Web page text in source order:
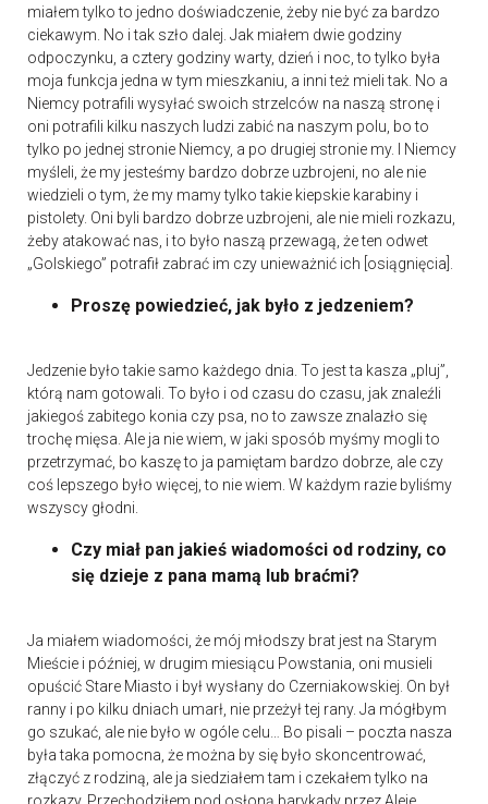
miałem tylko to jedno doświadczenie, żeby nie być za bardzo
ciekawym. No i tak szło dalej. Jak miałem dwie godziny
odpoczynku, a cztery godziny warty, dzień i noc, to tylko była
moja funkcja jedna w tym mieszkaniu, a inni też mieli tak. No a
Niemcy potrafili wysyłać swoich strzelców na naszą stronę i
oni potrafili kilku naszych ludzi zabić na naszym polu, bo to
tylko po jednej stronie Niemcy, a po drugiej stronie my. I Niemcy
myśleli, że my jesteśmy bardzo dobrze uzbrojeni, no ale nie
wiedzieli o tym, że my mamy tylko takie kiepskie karabiny i
pistolety. Oni byli bardzo dobrze uzbrojeni, ale nie mieli rozkazu,
żeby atakować nas, i to było naszą przewagą, że ten odwet
„Golskiego” potrafił zabrać im czy unieważnić ich [osiągnięcia].
Proszę powiedzieć, jak było z jedzeniem?
Jedzenie było takie samo każdego dnia. To jest ta kasza „pluj”,
którą nam gotowali. To było i od czasu do czasu, jak znaleźli
jakiegoś zabitego konia czy psa, no to zawsze znalazło się
trochę mięsa. Ale ja nie wiem, w jaki sposób myśmy mogli to
przetrzymać, bo kaszę to ja pamiętam bardzo dobrze, ale czy
coś lepszego było więcej, to nie wiem. W każdym razie byliśmy
wszyscy głodni.
Czy miał pan jakieś wiadomości od rodziny, co
się dzieje z pana mamą lub braćmi?
Ja miałem wiadomości, że mój młodszy brat jest na Starym
Mieście i później, w drugim miesiącu Powstania, oni musieli
opuścić Stare Miasto i był wysłany do Czerniakowskiej. On był
ranny i po kilku dniach umarł, nie przeżył tej rany. Ja mógłbym
go szukać, ale nie było w ogóle celu… Bo pisali – poczta nasza
była taka pomocna, że można by się było skoncentrować,
złączyć z rodziną, ale ja siedziałem tam i czekałem tylko na